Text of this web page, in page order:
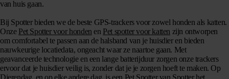
van huis gaan.
Bij Spotterbieden we de beste GPS-trackers voor zowel honden als katten.
Onze Pet Spotter voor honden en Pet spotter voor katten zijn ontworpen
om comfortabel te passen aan de halsband van je huisdier en bieden
nauwkeurige locatiedata, ongeacht waar ze naartoe gaan. Met
geavanceerde technologie en een lange batterijduur zorgen onze trackers
ervoor dat je huisdier veilig is, zonder dat je je zorgen hoeft te maken. Op
Dierendag, en op elke andere dag, is een Pet Spotter van Spotter het